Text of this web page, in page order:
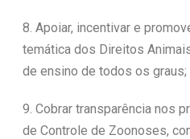
8. Apoiar, incentivar e
temática dos Direitos
de ensino de todos os graus;
9. Cobrar transparência nos
de Controle de Zoonoses,